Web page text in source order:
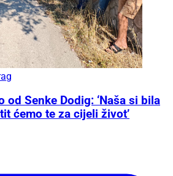
Senke Dodig: ‘Naša si bila
ćemo te za cijeli život’